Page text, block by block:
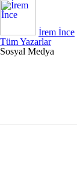
İrem İnce
Tüm Yazarlar
Sosyal Medya